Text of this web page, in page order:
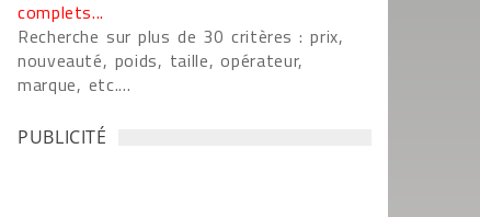
complets...
Recherche sur plus de 30 critères : prix,
nouveauté, poids, taille, opérateur,
marque, etc....
PUBLICITÉ